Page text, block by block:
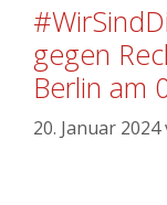
gegen
Berlin am
20. Januar 2024